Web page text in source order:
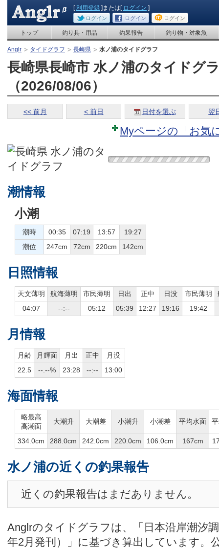
[利用登録 ]または[ ログイン ]
ログイン ログイン ログイン
トップ 釣り具・用品 釣果報告 釣り物・対象魚
Anglr タイドグラフ 長崎県 水ノ浦のタイドグラフ
長崎県長崎市 水ノ浦のタイドグ
（2026/08/06）
<< 前月 < 前日 日付を選ぶ 翌
Myページの「お気
潮情報
小潮
潮時 00:35 07:19 13:57
19:27
潮位
247cm 72cm 220cm 142cm
日照情報
天文薄明 航海薄明 市民薄明 日出 正中 日没 市民薄明
04:07
--:-- 05:12 05:39 12:27 19:16 19:42
月情報
月齢 月輝面 月出 正中
月没
22.5
--.--% 23:28 --:-- 13:00
海面情報
略最高
高潮面
大潮升 大潮差 小潮升 小潮差 平均水面
334.0cm 288.0cm 242.0cm 220.0cm 106.0cm 167cm
水ノ浦の近くの釣果報告
近くの釣果報告はまだありません。
Anglrのタイドグラフは、「日本沿岸潮汐
年2月発刊）」に基づき算出しています。